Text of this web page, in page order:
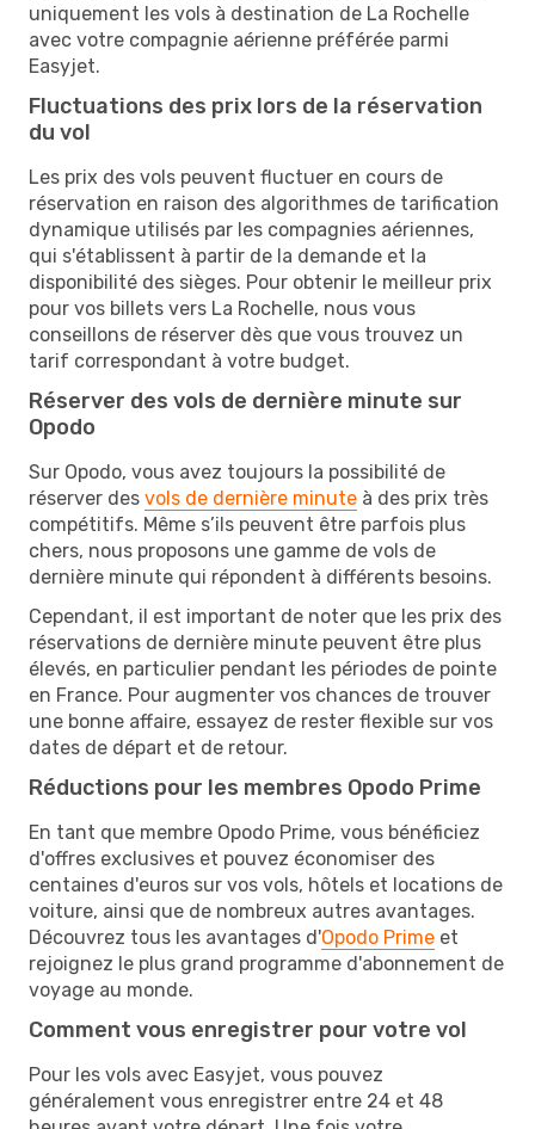
uniquement les vols à destination de La Rochelle
avec votre compagnie aérienne préférée parmi
Easyjet.
Fluctuations des prix lors de la réservation
du vol
Les prix des vols peuvent fluctuer en cours de
réservation en raison des algorithmes de tarification
dynamique utilisés par les compagnies aériennes,
qui s'établissent à partir de la demande et la
disponibilité des sièges. Pour obtenir le meilleur prix
pour vos billets vers La Rochelle, nous vous
conseillons de réserver dès que vous trouvez un
tarif correspondant à votre budget.
Réserver des vols de dernière minute sur
Opodo
Sur Opodo, vous avez toujours la possibilité de
réserver des vols de dernière minute à des prix très
compétitifs. Même s’ils peuvent être parfois plus
chers, nous proposons une gamme de vols de
dernière minute qui répondent à différents besoins.
Cependant, il est important de noter que les prix des
réservations de dernière minute peuvent être plus
élevés, en particulier pendant les périodes de pointe
en France. Pour augmenter vos chances de trouver
une bonne affaire, essayez de rester flexible sur vos
dates de départ et de retour.
Réductions pour les membres Opodo Prime
En tant que membre Opodo Prime, vous bénéficiez
d'offres exclusives et pouvez économiser des
centaines d'euros sur vos vols, hôtels et locations de
voiture, ainsi que de nombreux autres avantages.
Découvrez tous les avantages d'Opodo Prime et
rejoignez le plus grand programme d'abonnement de
voyage au monde.
Comment vous enregistrer pour votre vol
Pour les vols avec Easyjet, vous pouvez
généralement vous enregistrer entre 24 et 48